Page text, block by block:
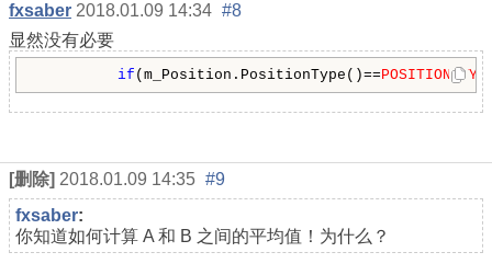
fxsaber 2018.01.09 14:34 #8
显然没有必要
if (m_Position.PositionType()==
[删除] 2018.01.09 14:35 #9
fxsaber:
你知道如何计算 A 和 B 之间的平均值！为什么？